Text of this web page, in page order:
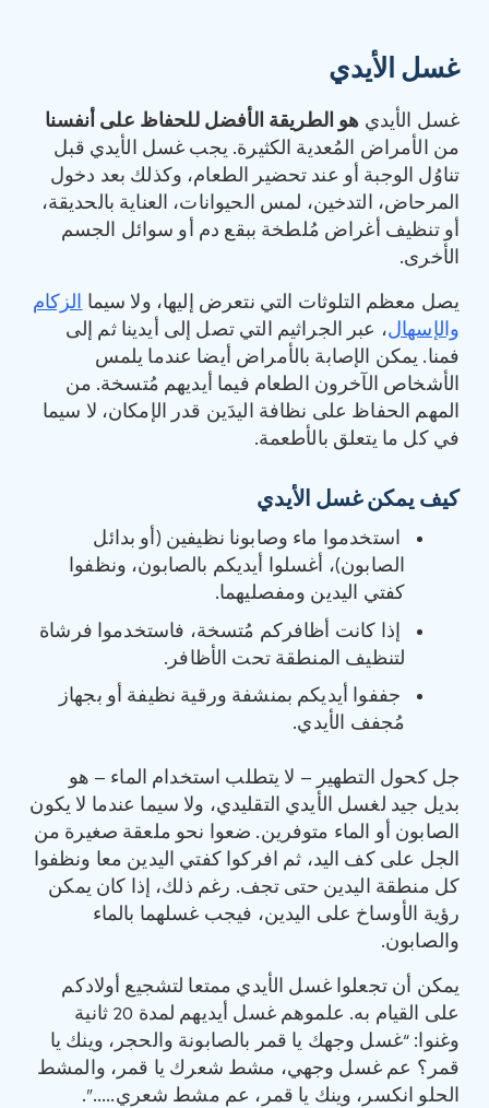
غسل الأيدي
غسل الأيدي هو الطريقة الأفضل للحفاظ على أنفسنا
من الأمراض المُعدية الكثيرة. يجب غسل الأيدي قبل
تناوُل الوجبة أو عند تحضير الطعام، وكذلك بعد دخول
المرحاض، التدخين، لمس الحيوانات، العناية بالحديقة،
أو تنظيف أغراض مُلطخة ببقع دم أو سوائل الجسم
الأخرى.
يصل معظم التلوثات التي نتعرض إليها، ولا سيما
الزكام
والإسهال، عبر الجراثيم التي تصل إلى أيدينا ثم إلى
فمنا. يمكن الإصابة بالأمراض أيضا عندما يلمس
الأشخاص الآخرون الطعام فيما أيديهم مُتسخة. من
المهم الحفاظ على نظافة اليدَين قدر الإمكان، لا سيما
في كل ما يتعلق بالأطعمة.
كيف يمكن غسل الأيدي
استخدموا ماء وصابونا نظيفين (أو بدائل
الصابون)، أغسلوا أيديكم بالصابون، ونظفوا
كفتي اليدين ومفصليهما.
إذا كانت أظافركم مُتسخة، فاستخدموا فرشاة
لتنظيف المنطقة تحت الأظافر.
جففوا أيديكم بمنشفة ورقية نظيفة أو بجهاز
مُجفف الأيدي.
جل كحول التطهير – لا يتطلب استخدام الماء – هو
بديل جيد لغسل الأيدي التقليدي، ولا سيما عندما لا يكون
الصابون أو الماء متوفرين. ضعوا نحو ملعقة صغيرة من
الجل على كف اليد، ثم افركوا كفتي اليدين معا ونظفوا
كل منطقة اليدين حتى تجف. رغم ذلك، إذا كان يمكن
رؤية الأوساخ على اليدين، فيجب غسلهما بالماء
والصابون.
يمكن أن تجعلوا غسل الأيدي ممتعا لتشجيع أولادكم
على القيام به. علموهم غسل أيديهم لمدة 20 ثانية
وغنوا: “غسل وجهك يا قمر بالصابونة والحجر، وينك يا
قمر؟ عم غسل وجهي، مشط شعرك يا قمر، والمشط
الحلو انكسر، وينك يا قمر، عم مشط شعري…..”.